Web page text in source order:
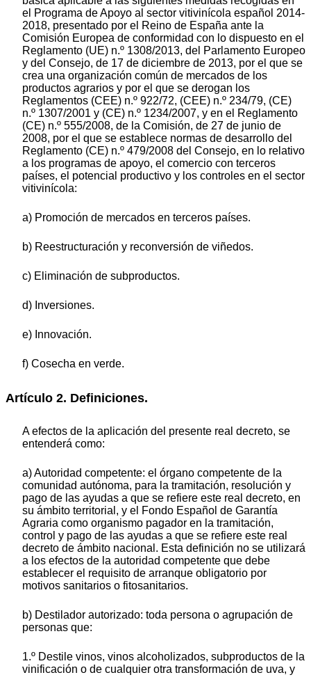
el Programa de Apoyo al sector vitivinícola español 2014-
2018, presentado por el Reino de España ante la
Comisión Europea de conformidad con lo dispuesto en el
Reglamento (UE) n.º 1308/2013, del Parlamento Europeo
y del Consejo, de 17 de diciembre de 2013, por el que se
crea una organización común de mercados de los
productos agrarios y por el que se derogan los
Reglamentos (CEE) n.º 922/72, (CEE) n.º 234/79, (CE)
n.º 1307/2001 y (CE) n.º 1234/2007, y en el Reglamento
(CE) n.º 555/2008, de la Comisión, de 27 de junio de
2008, por el que se establece normas de desarrollo del
Reglamento (CE) n.º 479/2008 del Consejo, en lo relativo
a los programas de apoyo, el comercio con terceros
países, el potencial productivo y los controles en el sector
vitivinícola:
a) Promoción de mercados en terceros países.
b) Reestructuración y reconversión de viñedos.
c) Eliminación de subproductos.
d) Inversiones.
e) Innovación.
f) Cosecha en verde.
Artículo 2. Definiciones.
A efectos de la aplicación del presente real decreto, se
entenderá como:
a) Autoridad competente: el órgano competente de la
comunidad autónoma, para la tramitación, resolución y
pago de las ayudas a que se refiere este real decreto, en
su ámbito territorial, y el Fondo Español de Garantía
Agraria como organismo pagador en la tramitación,
control y pago de las ayudas a que se refiere este real
decreto de ámbito nacional. Esta definición no se utilizará
a los efectos de la autoridad competente que debe
establecer el requisito de arranque obligatorio por
motivos sanitarios o fitosanitarios.
b) Destilador autorizado: toda persona o agrupación de
personas que:
1.º Destile vinos, vinos alcoholizados, subproductos de la
vinificación o de cualquier otra transformación de uva, y